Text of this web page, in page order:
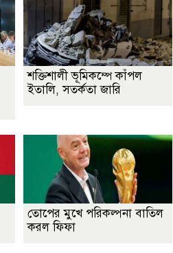
শক্তিশালী ভূমিকম্পে কাঁপল
ইতালি, সতর্কতা জারি
তোপের মুখে পরিকল্পনা বাতিল
করল ফিফা